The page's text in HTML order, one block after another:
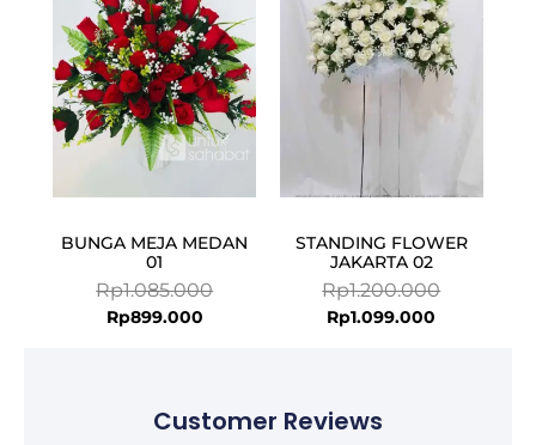
BUNGA MEJA MEDAN
01
Rp1.085.000
Rp1.085.000.
Rp899.000
Rp899.000.
STANDING FLOWER
JAKARTA 02
Rp1.200.000
Rp1.099.000
Customer Reviews